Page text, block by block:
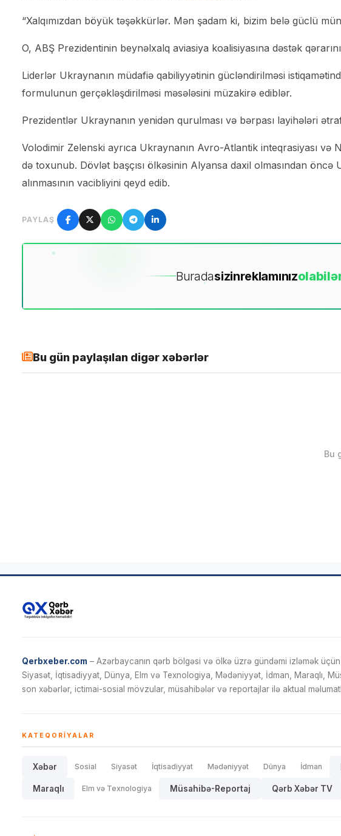
“Xalqımızdan böyük təşəkkürlər. Mən şadam ki, bizim belə güclü
O, ABŞ Prezidentinin beynəlxalq aviasiya koalisiyasına dəstək
Liderlər Ukraynanın müdafiə qabiliyyətinin gücləndirilməsi
formulunun gerçəkləşdirilməsi məsələsini müzakirə ediblər.
Prezidentlər Ukraynanın yenidən qurulması və bərpası layihələri
Volodimir Zelenski ayrıca Ukraynanın Avro-Atlantik inteqrasiyası və
də toxunub. Dövlət başçısı ölkəsinin Alyansa daxil olmasından öncə
alınmasının vacibliyini qeyd edib.
PAYLAŞ
Buradasizinreklamınızola
Bu gün paylaşılan digər xəbərlər
Bu
Qerbxeber.com – Azərbaycanın qərb bölgəsi və ölkə üzrə gündəmi izləmək üçün
Siyasət, İqtisadiyyat, Dünya, Elm və Texnologiya, Mədəniyyət, İdman, Maraqlı,
son xəbərlər, ictimai-sosial mövzular, müsahibələr və reportajlar ilə aktual
KATEQORIYALAR
Xəbər Sosial Siyasət İqtisadiyyat Mədəniyyət Dünya İdman
Maraqlı Elm və Texnologiya Müsahibə-Reportaj Qərb Xəbər TV